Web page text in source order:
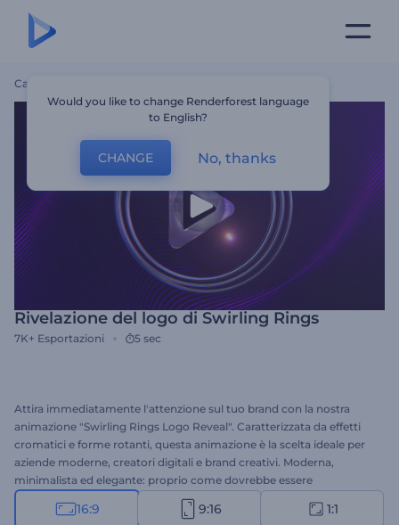
Casa
Rivelazione del logo di Swirling Rings
7K+ Esportazioni 5 sec
Attira immediatamente l'attenzione sul tuo brand con la nostra
animazione "Swirling Rings Logo Reveal". Caratterizzata da effetti
cromatici e forme rotanti, questa animazione è la scelta ideale per
aziende moderne, creatori digitali e brand creativi. Moderna,
minimalista ed elegante: proprio come dovrebbe essere
un'introduzione. Carica il tuo logo, inserisci il tuo slogan e lascia che
l'animazione faccia il resto. Provala subito e ottieni un'introduzione
16:9 9:16 1:1
Would you like to change Renderforest language
to English?
CHANGE No, thanks